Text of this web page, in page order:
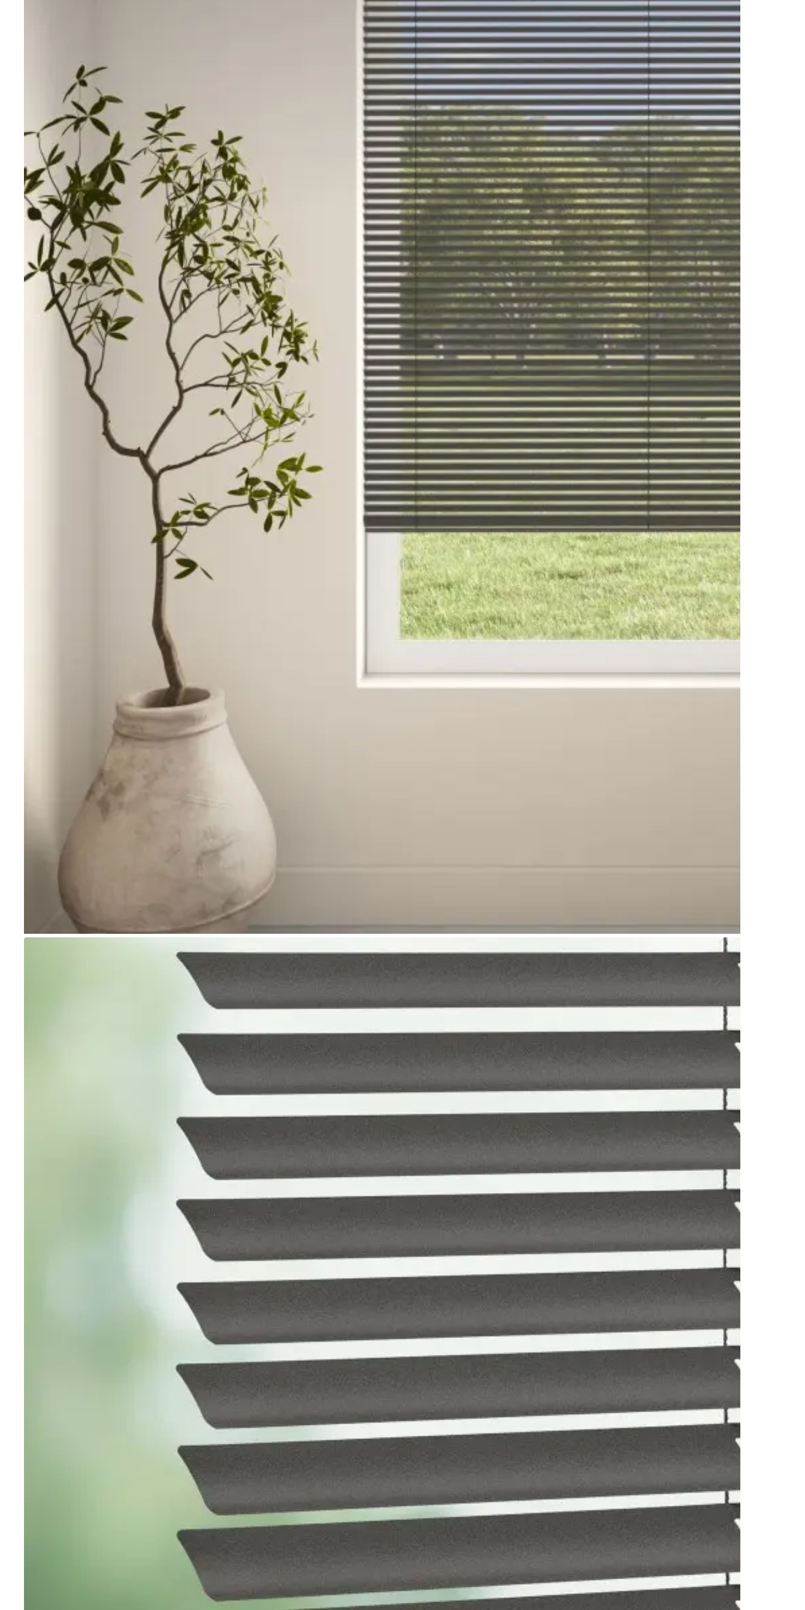
Go to item 1